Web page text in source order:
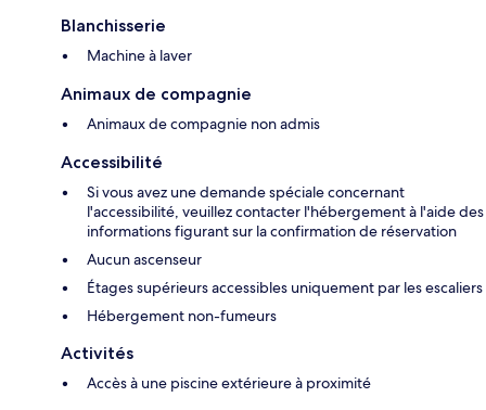
Blanchisserie
Machine à laver
Animaux de compagnie
Animaux de compagnie non admis
Accessibilité
Si vous avez une demande spéciale concernant
l'accessibilité, veuillez contacter l'hébergement à l'aide des
informations figurant sur la confirmation de réservation
Aucun ascenseur
Étages supérieurs accessibles uniquement par les escaliers
Hébergement non-fumeurs
Activités
Accès à une piscine extérieure à proximité